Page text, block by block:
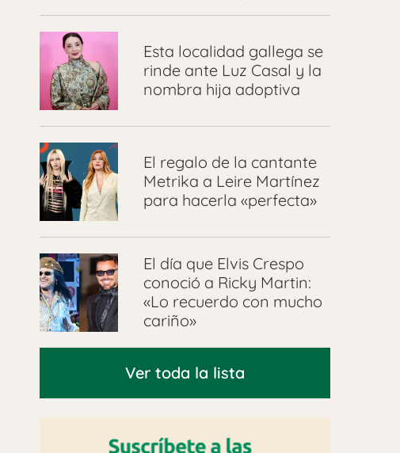
Esta localidad gallega se
rinde ante Luz Casal y la
nombra hija adoptiva
El regalo de la cantante
Metrika a Leire Martínez
para hacerla «perfecta»
El día que Elvis Crespo
conoció a Ricky Martin:
«Lo recuerdo con mucho
cariño»
Ver toda la lista